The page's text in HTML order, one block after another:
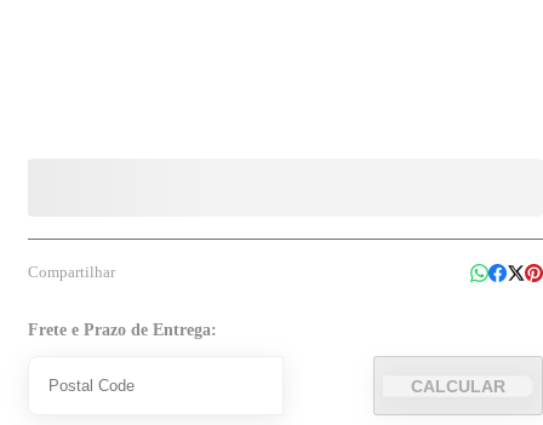
Compartilhar
Frete e Prazo de Entrega:
CALCULAR